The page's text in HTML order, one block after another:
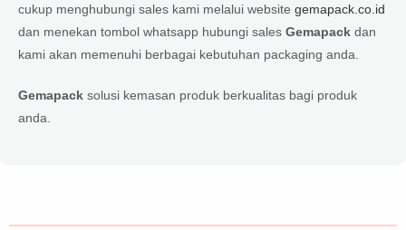
cukup menghubungi sales kami melalui website gemapack.co.id
dan menekan tombol whatsapp hubungi sales Gemapack dan
kami akan memenuhi berbagai kebutuhan packaging anda.
Gemapack solusi kemasan produk berkualitas bagi produk
anda.